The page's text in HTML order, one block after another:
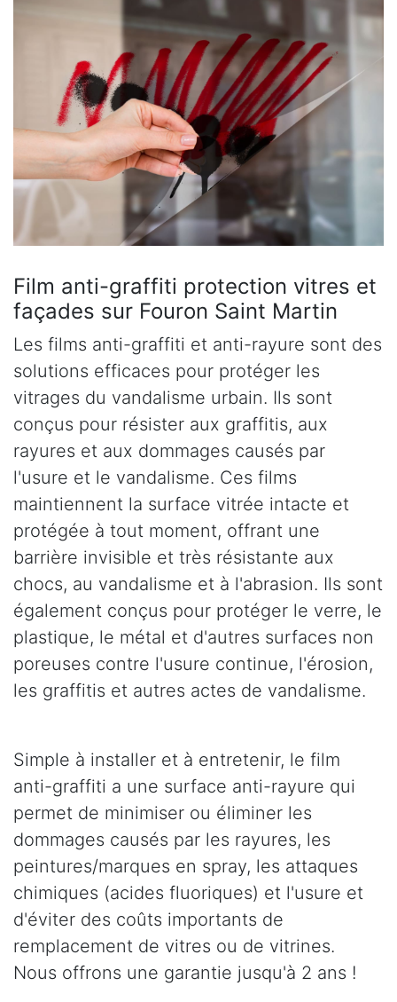
Film anti-graffiti protection vitres et
façades sur Fouron Saint Martin
Les films anti-graffiti et anti-rayure sont des
solutions efficaces pour protéger les
vitrages du vandalisme urbain. Ils sont
conçus pour résister aux graffitis, aux
rayures et aux dommages causés par
l'usure et le vandalisme. Ces films
maintiennent la surface vitrée intacte et
protégée à tout moment, offrant une
barrière invisible et très résistante aux
chocs, au vandalisme et à l'abrasion. Ils sont
également conçus pour protéger le verre, le
plastique, le métal et d'autres surfaces non
poreuses contre l'usure continue, l'érosion,
les graffitis et autres actes de vandalisme.
Simple à installer et à entretenir, le film
anti-graffiti a une surface anti-rayure qui
permet de minimiser ou éliminer les
dommages causés par les rayures, les
peintures/marques en spray, les attaques
chimiques (acides fluoriques) et l'usure et
d'éviter des coûts importants de
remplacement de vitres ou de vitrines.
Nous offrons une garantie jusqu'à 2 ans !